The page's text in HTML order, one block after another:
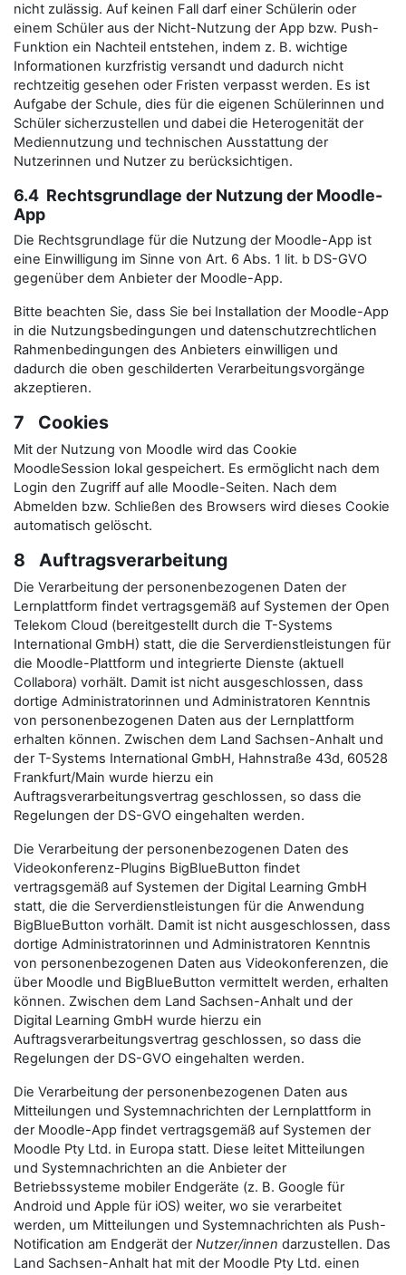
nicht zulässig. Auf keinen Fall darf einer Schülerin oder
einem Schüler aus der Nicht-Nutzung der App bzw. Push-
Funktion ein Nachteil entstehen, indem z. B. wichtige
Informationen kurzfristig versandt und dadurch nicht
rechtzeitig gesehen oder Fristen verpasst werden. Es ist
Aufgabe der Schule, dies für die eigenen Schülerinnen und
Schüler sicherzustellen und dabei die Heterogenität der
Mediennutzung und technischen Ausstattung der
Nutzerinnen und Nutzer zu berücksichtigen.
6.4 Rechtsgrundlage der Nutzung der Moodle-
App
Die Rechtsgrundlage für die Nutzung der Moodle-App ist
eine Einwilligung im Sinne von Art. 6 Abs. 1 lit. b DS-GVO
gegenüber dem Anbieter der Moodle-App.
Bitte beachten Sie, dass Sie bei Installation der Moodle-App
in die Nutzungsbedingungen und datenschutzrechtlichen
Rahmenbedingungen des Anbieters einwilligen und
dadurch die oben geschilderten Verarbeitungsvorgänge
akzeptieren.
7 Cookies
Mit der Nutzung von Moodle wird das Cookie
MoodleSession lokal gespeichert. Es ermöglicht nach dem
Login den Zugriff auf alle Moodle-Seiten. Nach dem
Abmelden bzw. Schließen des Browsers wird dieses Cookie
automatisch gelöscht.
8 Auftragsverarbeitung
Die Verarbeitung der personenbezogenen Daten der
Lernplattform findet vertragsgemäß auf Systemen der Open
Telekom Cloud (bereitgestellt durch die T-Systems
International GmbH) statt, die die Serverdienstleistungen für
die Moodle-Plattform und integrierte Dienste (aktuell
Collabora) vorhält. Damit ist nicht ausgeschlossen, dass
dortige Administratorinnen und Administratoren Kenntnis
von personenbezogenen Daten aus der Lernplattform
erhalten können. Zwischen dem Land Sachsen-Anhalt und
der T-Systems International GmbH, Hahnstraße 43d, 60528
Frankfurt/Main wurde hierzu ein
Auftragsverarbeitungsvertrag geschlossen, so dass die
Regelungen der DS-GVO eingehalten werden.
Die Verarbeitung der personenbezogenen Daten des
Videokonferenz-Plugins BigBlueButton findet
vertragsgemäß auf Systemen der Digital Learning GmbH
statt, die die Serverdienstleistungen für die Anwendung
BigBlueButton vorhält. Damit ist nicht ausgeschlossen, dass
dortige Administratorinnen und Administratoren Kenntnis
von personenbezogenen Daten aus Videokonferenzen, die
über Moodle und BigBlueButton vermittelt werden, erhalten
können. Zwischen dem Land Sachsen-Anhalt und der
Digital Learning GmbH wurde hierzu ein
Auftragsverarbeitungsvertrag geschlossen, so dass die
Regelungen der DS-GVO eingehalten werden.
Die Verarbeitung der personenbezogenen Daten aus
Mitteilungen und Systemnachrichten der Lernplattform in
der Moodle-App findet vertragsgemäß auf Systemen der
Moodle Pty Ltd. in Europa statt. Diese leitet Mitteilungen
und Systemnachrichten an die Anbieter der
Betriebssysteme mobiler Endgeräte (z. B. Google für
Android und Apple für iOS) weiter, wo sie verarbeitet
werden, um Mitteilungen und Systemnachrichten als Push-
Notification am Endgerät derNutzer/innen darzustellen. Das
Land Sachsen-Anhalt hat mit der Moodle Pty Ltd. einen